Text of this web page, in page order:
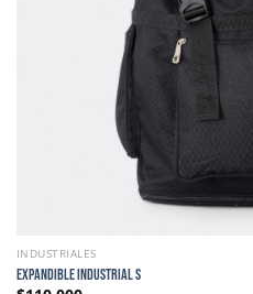
INDUSTRIALES
EXPANDIBLE INDUSTRIAL S